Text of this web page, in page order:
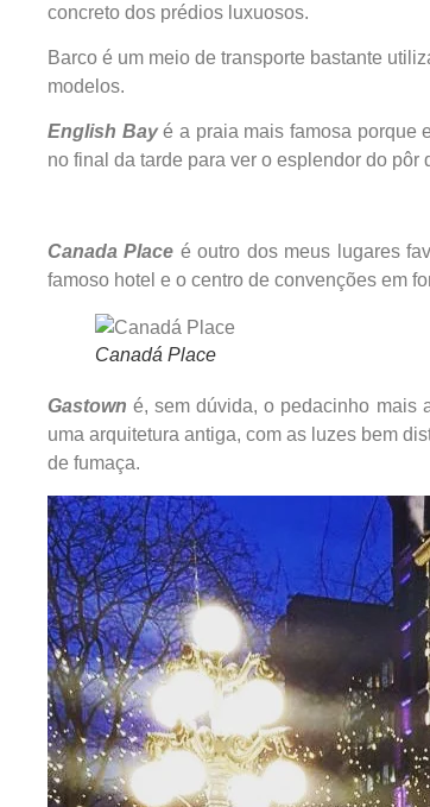
concreto dos prédios luxuosos.
Barco é um meio de transporte bastante
modelos.
English Bayé a praia mais famosa porque
no final da tarde para ver o esplendor do
Canada Place é outro dos meus lugares
famoso hotel e o centro de convenções em
Canadá Place
Gastown é, sem dúvida, o pedacinho mais
uma arquitetura antiga, com as luzes bem
de fumaça.